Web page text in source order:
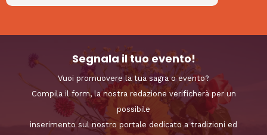
Segnala il tuo evento!
Vuoi promuovere la tua sagra o evento?
Compila il form, la nostra redazione verificherà per un
possibile
inserimento sul nostro portale dedicato a tradizioni ed